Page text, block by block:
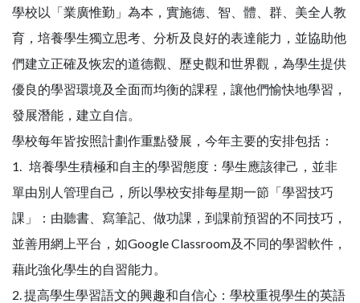
學校以「業廣惟勤」為本，實施德、智、體、群、美全人教
育，培養學生獨立思考、分析及良好的表達能力，並協助他
們建立正確及恢宏的道德觀、歷史觀和世界觀，為學生提供
優良的學習環境及全面而均衡的課程，讓他們愉快地學習，
發展潛能，建立自信。
學校每年皆按照計劃作重點發展，今年主要的安排包括：
1. 培養學生積極和自主的學習態度：學生應該律己，並非
單由別人管理自己，所以學校安排每星期一節「學習技巧
課」：由聽書、寫筆記、做功課，到課前預習的不同技巧，
並善用網上平台，如Google Classroom及不同的學習軟件，
藉此強化學生的自習能力。
2. 提高學生學習語文的興趣和自信心：學校重視學生的英語